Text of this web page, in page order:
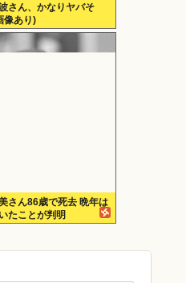
さん、かなりヤバそ
像あり)
さん86歳で死去 晩年は
たことが判明